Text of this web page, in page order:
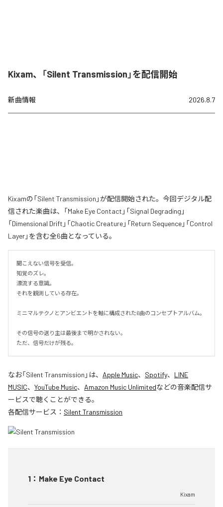
Kixam、「Silent Transmission」を配信開始
新曲情報 2026.8.7
Kixamの「Silent Transmission」が配信開始された。今回デジタル配
信された楽曲は、「Make Eye Contact」「Signal Degrading」
「Dimensional Drift」「Chaotic Creature」「Return Sequence」「Control
Layer」を含む全6曲となっている。
聞こえない信号を受信。
知覚のズレ。
漂流する意識。
それを観測している存在。
ミニマルテクノとアンビエントを軸に構成された6曲のコンセプトアルバム。
その信号の送り主は最後まで明かされない。
ただ、信号だけが残る。
なお「Silent Transmission 」は、 Apple Music、 Spotify、 LINE
MUSIC、 YouTube Music、 Amazon Music Unlimitedなどの音楽配信サ
ービスで聴くことができる。
各配信サービス： Silent Transmission
1 ： Make Eye Contact
Kixam